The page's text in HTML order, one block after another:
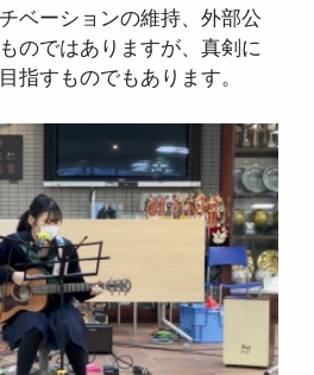
ベーションの維持、外部公
のではありますが、真剣に
指すものでもあります。